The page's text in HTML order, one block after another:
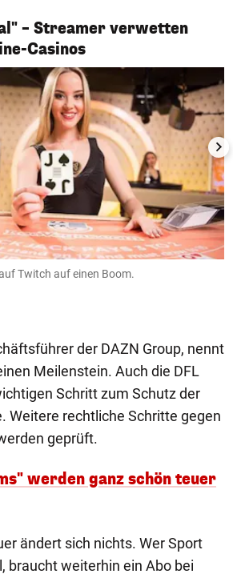
– Streamer verwetten
Casinos
Twitch auf einen Boom.
der DAZN Group, nennt
Meilenstein. Auch die DFL
Schritt zum Schutz der
Weitere rechtliche Schritte gegen
geprüft.
werden ganz schön teuer
ändert sich nichts. Wer Sport
braucht weiterhin ein Abo bei